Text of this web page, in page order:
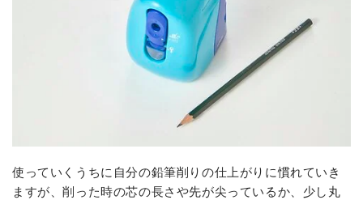
使っていくうちに自分の鉛筆削りの仕上がりに慣れていき
ますが、削った時の芯の長さや先が尖っているか、少し丸